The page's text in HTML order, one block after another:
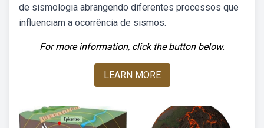
de sismologia abrangendo diferentes processos que
influenciam a ocorrência de sismos.
For more information, click the button below.
LEARN MORE